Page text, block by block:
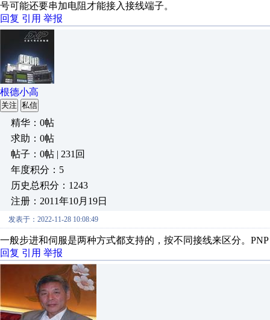
号可能还要串加电阻才能接入接线端子。
回复 引用 举报
根德小高
关注 私信
精华：0帖
求助：0帖
帖子：0帖 | 231回
年度积分：5
历史总积分：1243
注册：2011年10月19日
发表于：2022-11-28 10:08:49
一般步进和伺服是两种方式都支持的，按不同接线来区分。
回复 引用 举报